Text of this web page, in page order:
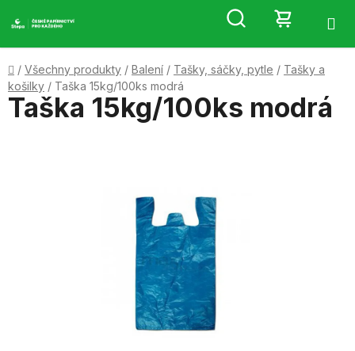
na
Hledat
KOŠÍK
Domů
/ Všechny produkty / Balení / Tašky, sáčky, pytle / Tašky a
košilky / Taška 15kg/100ks modrá
Taška 15kg/100ks modrá